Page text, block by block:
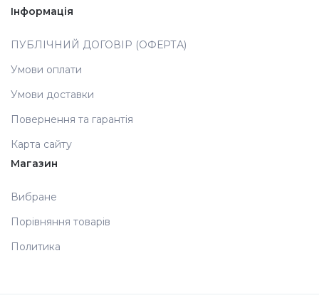
Аксесуари
Інформація
ПУБЛІЧНИЙ ДОГОВІР (ОФЕРТА)
Умови оплати
Умови доставки
Повернення та гарантія
Карта сайту
Магазин
Вибране
Порівняння товарів
Политика